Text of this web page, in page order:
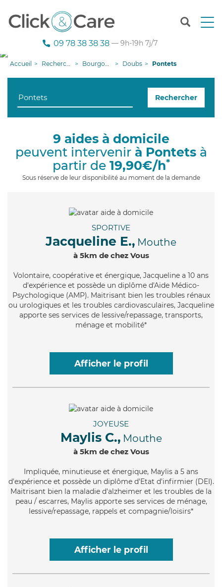
T
n
g
09 78 38 38 38 — 9h-19h 7j/7
Accueil Recherche aide à domicile Bourgogne-Franche-Comté Doubs Pontets
Rechercher
9 aides à domicile
peuvent intervenir à Pontetsà
partir de 19,90€/h*
Sous réserve de leur disponibilité au moment de la demande
SPORTIVE
Jacqueline E., Mouthe
à 5km de chez Vous
Volontaire, coopérative et énergique, Jacqueline a 10 ans
d'expérience et possède un diplôme d'Aide Médico-
Psychologique (AMP). Maitrisant bien les troubles rénaux
ou urologiques et les troubles cardiovasculaires, Jacqueline
apporte ses services de lessive/repassage, transports,
ménage et mobilité*
Afficher le profil
JOYEUSE
Maylis C., Mouthe
à 5km de chez Vous
Impliquée, minutieuse et énergique, Maylis a 5 ans
d'expérience et possède un diplôme d'Etat d'infirmier (DEI).
Maitrisant bien la maladie d'alzheimer et les troubles de la
peau / escarres, Maylis apporte ses services de ménage,
lessive/repassage, rappels et compagnie/loisirs*
Afficher le profil